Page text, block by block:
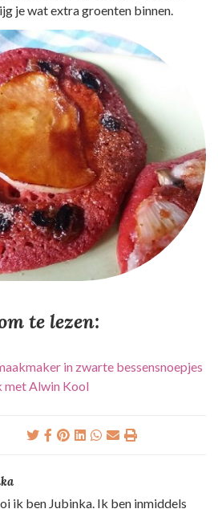
je wat extra groenten binnen.
te lezen:
in zwarte bessensnoepjes
met Alwin Kool
ik ben Jubinka. Ik ben inmiddels